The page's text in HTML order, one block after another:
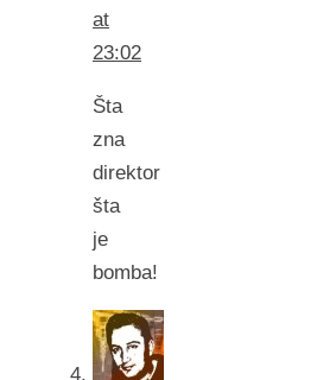
at
23:02
Šta
zna
direktor
šta
je
bomba!